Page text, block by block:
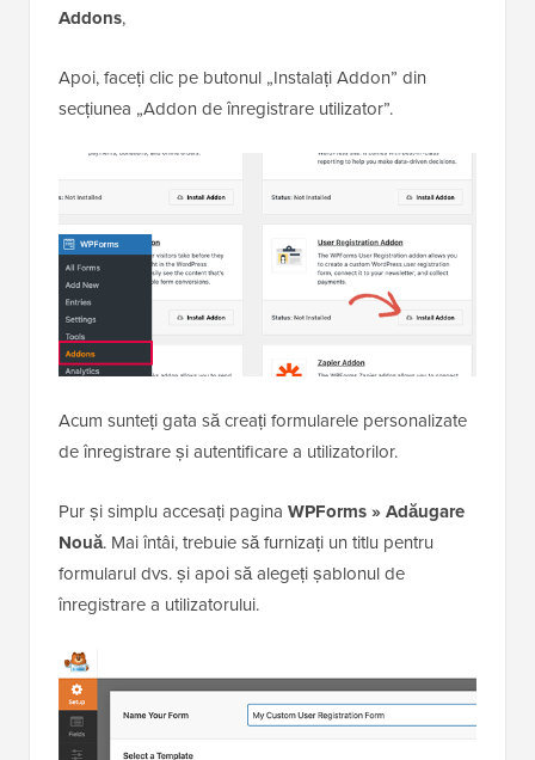
Addons,
Apoi, faceți clic pe butonul „Instalați Addon” din
secțiunea „Addon de înregistrare utilizator”.
Acum sunteți gata să creați formularele personalizate
de înregistrare și autentificare a utilizatorilor.
Pur și simplu accesați pagina WPForms » Adăugare
Nouă. Mai întâi, trebuie să furnizați un titlu pentru
formularul dvs. și apoi să alegeți șablonul de
înregistrare a utilizatorului.